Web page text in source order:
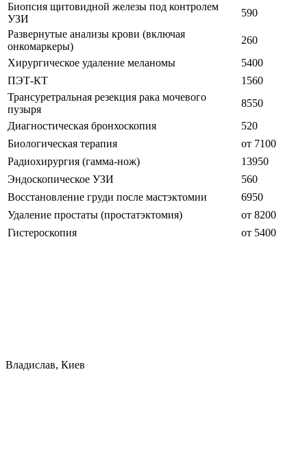
Биопсия щитовидной железы под контролем
УЗИ
590
Развернутые анализы крови (включая
онкомаркеры)
260
Хирургическое удаление меланомы
5400
ПЭТ-КТ
1560
Трансуретральная резекция рака мочевого
пузыря
8550
Диагностическая бронхоскопия
520
Биологическая терапия
от 7100
Радиохирургия (гамма-нож)
13950
Эндоскопическое УЗИ
560
Восстановление груди после мастэктомии
6950
Удаление простаты (простатэктомия)
от 8200
Гистероскопия
от 5400
Владислав, Киев